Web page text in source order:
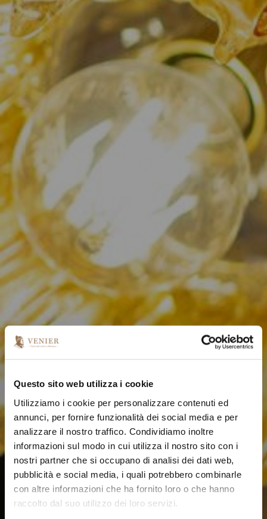
Questo sito web utilizza i cookie
Utilizziamo i cookie per personalizzare contenuti ed
annunci, per fornire funzionalità dei social media e per
analizzare il nostro traffico. Condividiamo inoltre
informazioni sul modo in cui utilizza il nostro sito con i
nostri partner che si occupano di analisi dei dati web,
pubblicità e social media, i quali potrebbero combinarle
con altre informazioni che ha fornito loro o che hanno
raccolto dal suo utilizzo dei loro servizi.